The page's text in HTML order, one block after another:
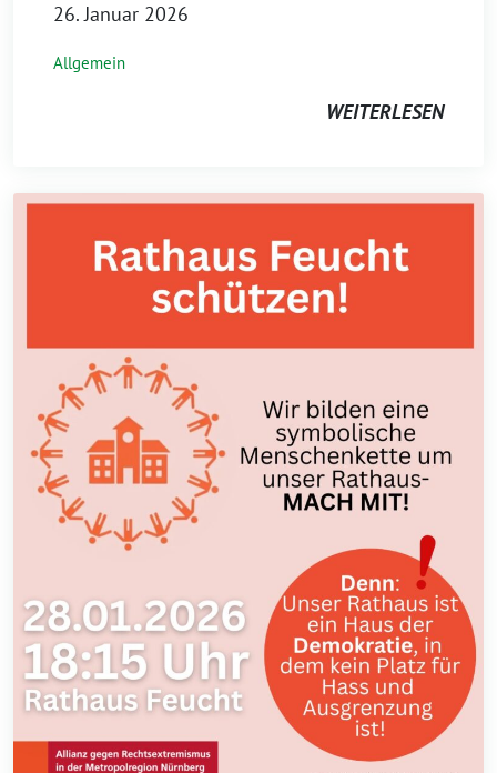
26. Januar 2026
Allgemein
WEITERLESEN